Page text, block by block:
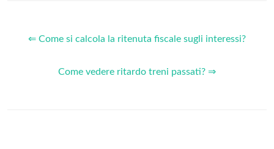
⇐ Come si calcola la ritenuta fiscale sugli interessi?
Come vedere ritardo treni passati? ⇒